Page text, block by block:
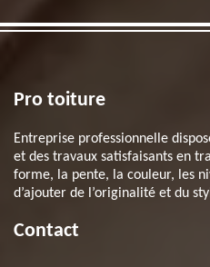
Pro toiture
Entreprise professionnelle
et des travaux satisfaisants en
forme, la pente, la couleur, les
d’ajouter de l’originalité et du
Contact